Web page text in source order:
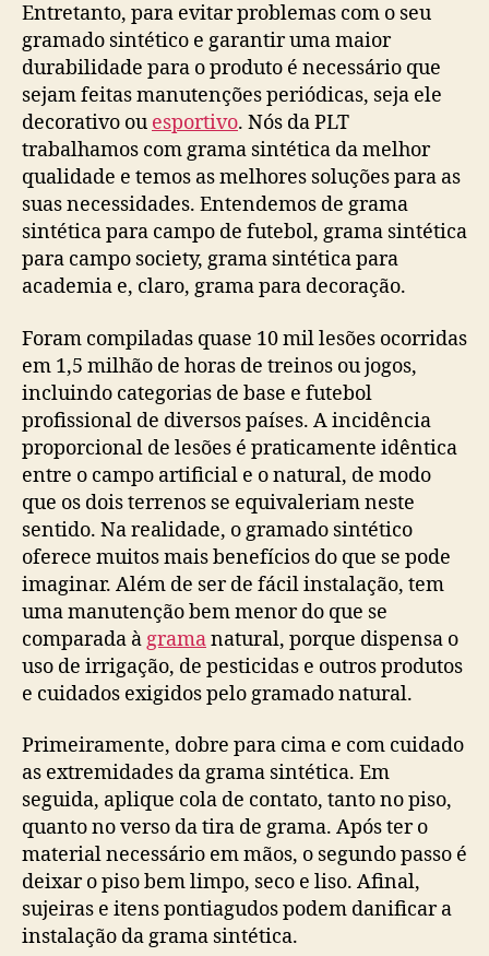
Entretanto, para evitar problemas com o seu
gramado sintético e garantir uma maior
durabilidade para o produto é necessário que
sejam feitas manutenções periódicas, seja ele
decorativo ou esportivo. Nós da PLT
trabalhamos com grama sintética da melhor
qualidade e temos as melhores soluções para as
suas necessidades. Entendemos de grama
sintética para campo de futebol, grama sintética
para campo society, grama sintética para
academia e, claro, grama para decoração.
Foram compiladas quase 10 mil lesões ocorridas
em 1,5 milhão de horas de treinos ou jogos,
incluindo categorias de base e futebol
profissional de diversos países. A incidência
proporcional de lesões é praticamente idêntica
entre o campo artificial e o natural, de modo
que os dois terrenos se equivaleriam neste
sentido. Na realidade, o gramado sintético
oferece muitos mais benefícios do que se pode
imaginar. Além de ser de fácil instalação, tem
uma manutenção bem menor do que se
comparada à gramanatural, porque dispensa o
uso de irrigação, de pesticidas e outros produtos
e cuidados exigidos pelo gramado natural.
Primeiramente, dobre para cima e com cuidado
as extremidades da grama sintética. Em
seguida, aplique cola de contato, tanto no piso,
quanto no verso da tira de grama. Após ter o
material necessário em mãos, o segundo passo é
deixar o piso bem limpo, seco e liso. Afinal,
sujeiras e itens pontiagudos podem danificar a
instalação da grama sintética.